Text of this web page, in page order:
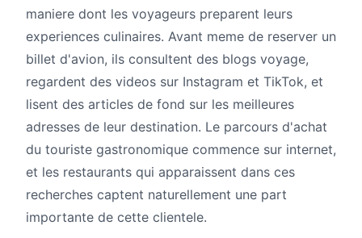
maniere dont les voyageurs preparent leurs
experiences culinaires. Avant meme de reserver un
billet d'avion, ils consultent des blogs voyage,
regardent des videos sur Instagram et TikTok, et
lisent des articles de fond sur les meilleures
adresses de leur destination. Le parcours d'achat
du touriste gastronomique commence sur internet,
et les restaurants qui apparaissent dans ces
recherches captent naturellement une part
importante de cette clientele.